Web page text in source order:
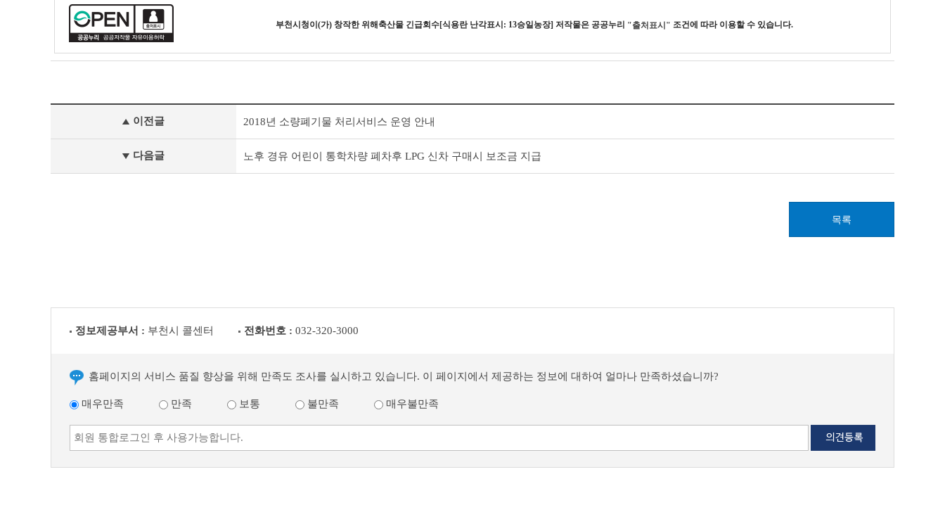
부천시청이(가) 창작한위해축산물 긴급회수[식용란 난각표시: 13승일농장] 저작물은 공공누리 "출처표시" 조건에 따라 이용할 수 있습니다.
식
글
이전글 2018년 소량폐기물 처리서비스 운영 안내
다음글 노후 경유 어린이 통학차량 폐차후 LPG 신차 구매시 보조금 지급
목록
정보제공부서 : 부천시 콜센터 전화번호 : 032-320-3000
홈페이지의 서비스 품질 향상을 위해 만족도 조사를 실시하고 있습니다. 이 페이지에서 제공하는 정보에 대하여 얼마나 만족하셨습니까?
매우만족 만족 보통 불만족 매우불만족